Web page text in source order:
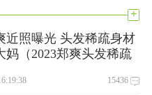
+
近照曝光 头发稀疏身材
妈（2023郑爽头发稀疏
15436